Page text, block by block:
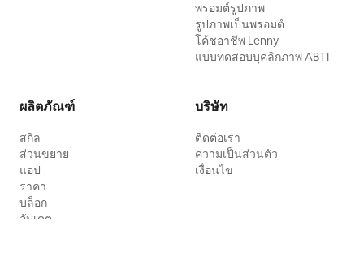
พรอมต์รูปภาพ
รูปภาพเป็นพรอมต์
โค้ชอาชีพ Lenny
แบบทดสอบบุคลิกภาพ ABTI
ผลิตภัณฑ์
สกิล
ส่วนขยาย
แอป
ราคา
บล็อก
อัปเดต
บริษัท
ติดต่อเรา
ความเป็นส่วนตัว
เงื่อนไข